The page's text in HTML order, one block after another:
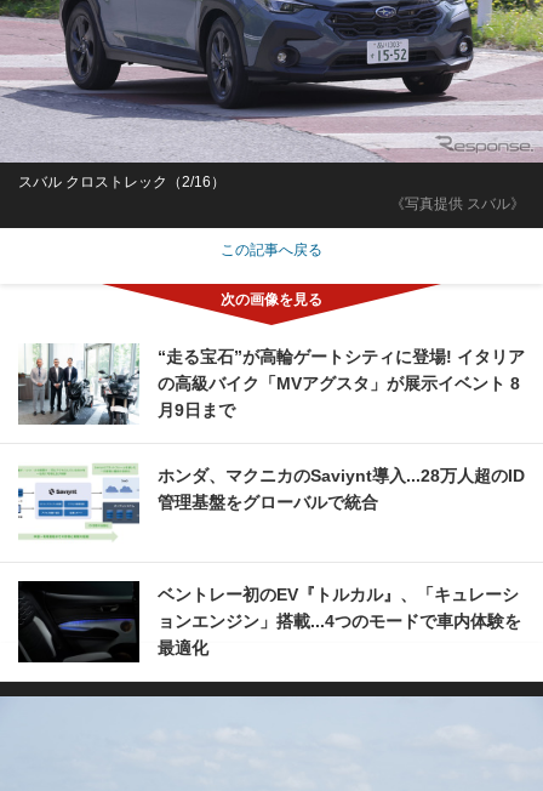
《写真提供 スバル》
スバル クロストレック（2/16）
この記事へ戻る
“走る宝石”が高輪ゲートシティに登場! イタリア
の高級バイク「MVアグスタ」が展示イベント 8
月9日まで
ホンダ、マクニカのSaviynt導入...28万人超のID
管理基盤をグローバルで統合
ベントレー初のEV『トルカル』、「キュレーシ
ョンエンジン」搭載...4つのモードで車内体験を
最適化